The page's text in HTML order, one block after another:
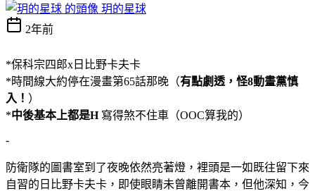
玥的星球
2年前
*保科宗四郎x日比野卡夫卡
*時間線大約停在漫畫第65話那晚（有點劇透，怪8動畫黨慎
入！ ）
*中後基本上都是H寫得煞不住車（OOC算我的）
-
防衛隊的圖書室到了夜晚依然亮著燈，裡頭是一如既往留下來
自習的日比野卡夫卡，即使眼睛未曾離開書本，但他深知，今